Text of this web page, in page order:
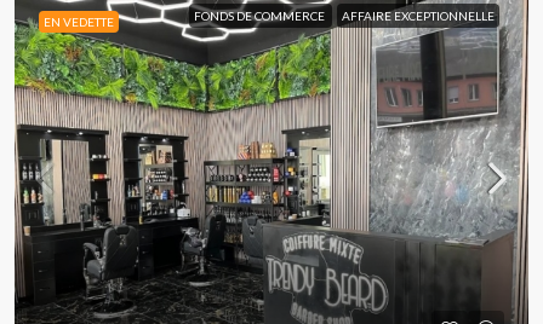
EN VEDETTE FONDS DE COMMERCE AFFAIRE EXCEPTIONNELLE